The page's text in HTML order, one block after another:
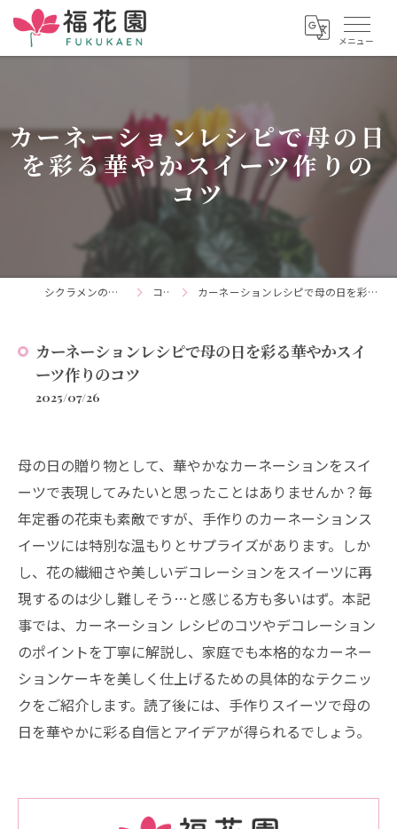
カーネーションレシピで母の日
を彩る華やかスイーツ作りの
コツ
シクラメンの通販なら福花園 コラム カーネーションレシピで母の日を彩る華やかスイーツ作りのコツ
カーネーションレシピで母の日を彩る華やかスイ
ーツ作りのコツ
2025/07/26
母の日の贈り物として、華やかなカーネーションをスイ
ーツで表現してみたいと思ったことはありませんか？毎
年定番の花束も素敵ですが、手作りのカーネーションス
イーツには特別な温もりとサプライズがあります。しか
し、花の繊細さや美しいデコレーションをスイーツに再
現するのは少し難しそう…と感じる方も多いはず。本記
事では、カーネーション レシピのコツやデコレーション
のポイントを丁寧に解説し、家庭でも本格的なカーネー
ションケーキを美しく仕上げるための具体的なテクニッ
クをご紹介します。読了後には、手作りスイーツで母の
日を華やかに彩る自信とアイデアが得られるでしょう。